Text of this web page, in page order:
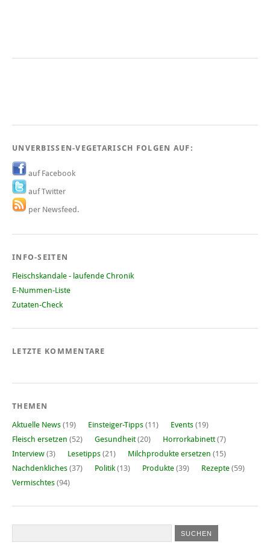
UNVERBISSEN-VEGETARISCH FOLGEN AUF:
auf Facebook
auf Twitter
per Newsfeed.
INFO-SEITEN
Fleischskandale - laufende Chronik
E-Nummen-Liste
Zutaten-Check
LETZTE KOMMENTARE
THEMEN
Aktuelle News (19) Einsteiger-Tipps (11) Events (19)
Fleisch ersetzen (52) Gesundheit (20) Horrorkabinett (7)
Interview (3) Lesetipps (21) Milchprodukte ersetzen (15)
Nachdenkliches (37) Politik (13) Produkte (39) Rezepte (59)
Vermischtes (94)